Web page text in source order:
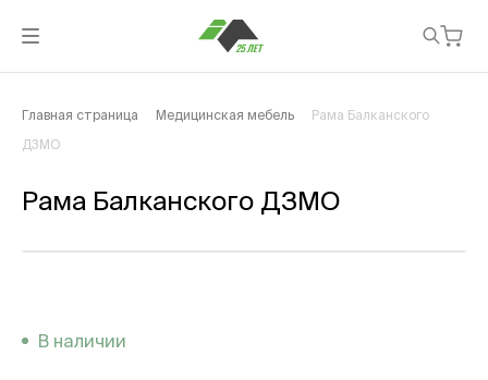
Главная страница Медицинская мебель Рама Балканского
ДЗМО
Рама Балканского ДЗМО
В наличии